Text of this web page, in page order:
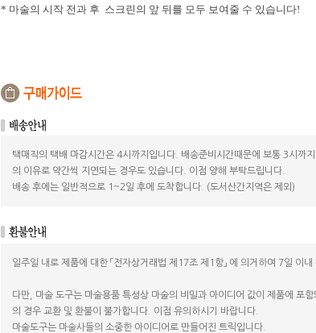
* 마술의 시작 전과 후 스크린의 앞 뒤를 모두 보여줄 수 있습니다!
택매직의 택배 마감시간은 4시까지입니다. 배송준비시간때문에 보통 3시까
의 이유로 약간씩 지연되는 경우도 있습니다. 이점 양해 부탁드립니다.
배송 후에는 일반적으로 1~2일 후에 도착합니다. (도서산간지역은 제외)
일주일 내로 제품에 대한 「전자상거래법 제17조 제1항」 에 의거하여 7일 이
다만, 마술 도구는 마술용품 특성상 마술의 비밀과 아이디어 값이 제품에 포
의 경우 교환 및 환불이 불가합니다. 이점 유의하시기 바랍니다.
마술도구는 마술사들의 소중한 아이디어로 만들어진 트릭입니다.